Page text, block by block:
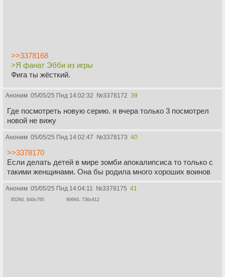
>>3378168
>Я фанат Эбби из игры
Фига ты жёсткий.
Аноним 05/05/25 Пнд 14:02:32 №3378172 39
Где посмотреть новую серию. я вчера только 3 посмотрел
новой не вижу
Аноним 05/05/25 Пнд 14:02:47 №3378173 40
>>3378170
Если делать детей в мире зомби апокалипсиса то только с
такими женщинами. Она бы родила много хороших воинов
Аноним 05/05/25 Пнд 14:04:11 №3378175 41
852Кб, 640x795 906Кб, 736x812